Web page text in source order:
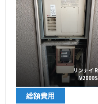
リンナイ
総額費用